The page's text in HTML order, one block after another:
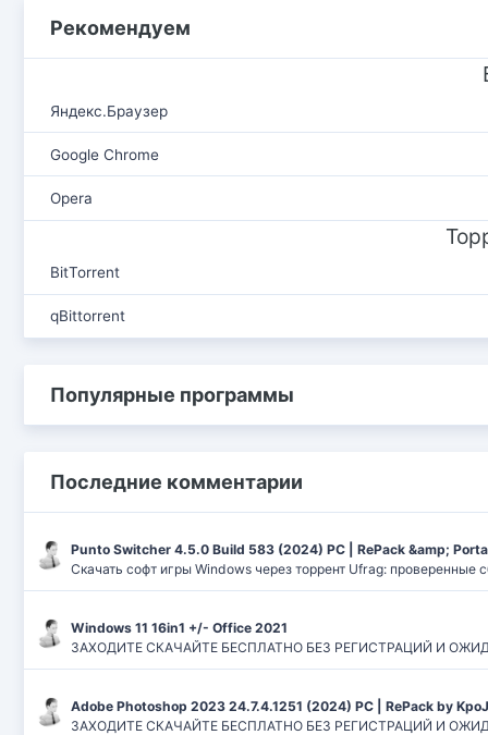
Рекомендуем
Яндекс.Браузер
Google Chrome
Opera
BitTorrent
qBittorrent
Популярные программы
Последние комментарии
Punto Switcher 4.5.0 Build 583 (2024) РС | RePack &amp;
Скачать софт игры Windows через торрент Ufrag: проверенные
Windows 11 16in1 +/- Office 2021
ЗАХОДИТЕ СКАЧАЙТЕ БЕСПЛАТНО БЕЗ РЕГИСТРАЦИЙ И
Adobe Photoshop 2023 24.7.4.1251 (2024) PC | RePack by
ЗАХОДИТЕ СКАЧАЙТЕ БЕСПЛАТНО БЕЗ РЕГИСТРАЦИЙ И